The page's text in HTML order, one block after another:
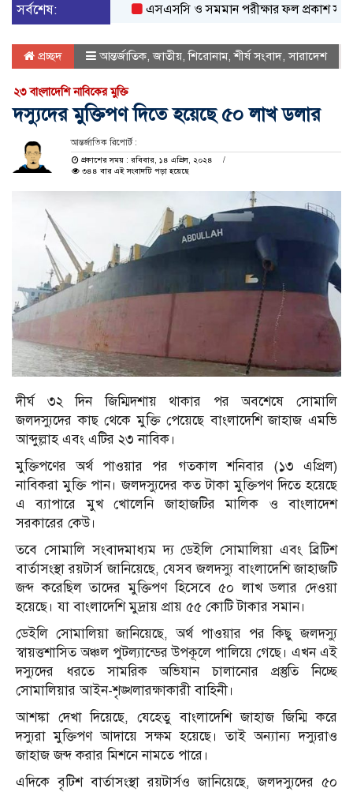
সর্বশেষ:
এসএসসি ও সমমান পরীক্ষার ফল প্রকাশ সকাল
প্রচ্ছদ আন্তর্জাতিক,জাতীয়,শিরোনাম,শীর্ষ সংবাদ,সারাদেশ
২৩ বাংলাদেশি নাবিকের মুক্তি
দস্যুদের মুক্তিপণ দিতে হয়েছে ৫০ লাখ ডলার
আন্তর্জাতিক রিপোর্ট :
প্রকাশের সময় : রবিবার, ১৪ এপ্রিল, ২০২৪
৩৪৪ বার এই সংবাদটি পড়া হয়েছে
দীর্ঘ ৩২ দিন জিম্মিদশায় থাকার পর অবশেষে সোমালি
জলদস্যুদের কাছ থেকে মুক্তি পেয়েছে বাংলাদেশি জাহাজ এমভি
আব্দুল্লাহ এবং এটির ২৩ নাবিক।
মুক্তিপণের অর্থ পাওয়ার পর গতকাল শনিবার (১৩ এপ্রিল)
নাবিকরা মুক্তি পান। জলদস্যুদের কত টাকা মুক্তিপণ দিতে হয়েছে
এ ব্যাপারে মুখ খোলেনি জাহাজটির মালিক ও বাংলাদেশ
সরকারের কেউ।
তবে সোমালি সংবাদমাধ্যম দ্য ডেইলি সোমালিয়া এবং ব্রিটিশ
বার্তাসংস্থা রয়টার্স জানিয়েছে, যেসব জলদস্যু বাংলাদেশি জাহাজটি
জব্দ করেছিল তাদের মুক্তিপণ হিসেবে ৫০ লাখ ডলার দেওয়া
হয়েছে। যা বাংলাদেশি মুদ্রায় প্রায় ৫৫ কোটি টাকার সমান।
ডেইলি সোমালিয়া জানিয়েছে, অর্থ পাওয়ার পর কিছু জলদস্যু
স্বায়ত্তশাসিত অঞ্চল পুটল্যান্ডের উপকূলে পালিয়ে গেছে। এখন এই
দস্যুদের ধরতে সামরিক অভিযান চালানোর প্রস্তুতি নিচ্ছে
সোমালিয়ার আইন-শৃঙ্খলারক্ষাকারী বাহিনী।
আশঙ্কা দেখা দিয়েছে, যেহেতু বাংলাদেশি জাহাজ জিম্মি করে
দস্যুরা মুক্তিপণ আদায়ে সক্ষম হয়েছে। তাই অন্যান্য দস্যুরাও
জাহাজ জব্দ করার মিশনে নামতে পারে।
এদিকে বৃটিশ বার্তাসংস্থা রয়টার্সও জানিয়েছে, জলদস্যুদের ৫০